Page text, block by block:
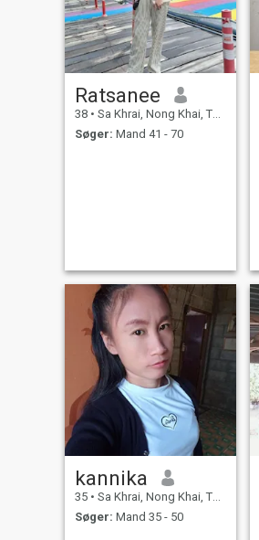
Ratsanee
38 • Sa Khrai, Nong Khai, Thailand
Søger: Mand 41 - 70
kannika
35 • Sa Khrai, Nong Khai, Thailand
Søger: Mand 35 - 50